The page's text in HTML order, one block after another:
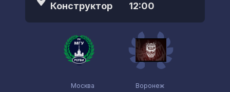
Конструктор
12:00
Москва Воронеж